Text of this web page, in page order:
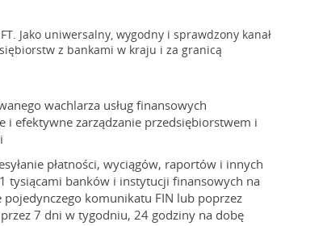
Jako uniwersalny, wygodny i sprawdzony kanał
z bankami w kraju i za granicą
wachlarza usług finansowych
i efektywne zarządzanie przedsiębiorstwem i
płatności, wyciągów, raportów i innych
tysiącami banków i instytucji finansowych na
pojedynczego komunikatu FIN lub poprzez
7 dni w tygodniu, 24 godziny na dobę